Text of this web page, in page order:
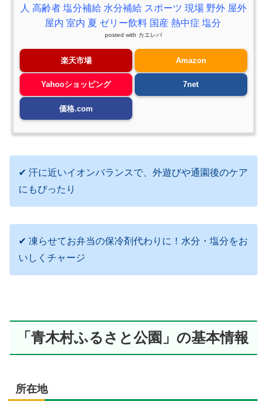
人 高齢者 塩分補給 水分補給 スポーツ 現場 野外 屋外
屋内 室内 夏 ゼリー飲料 国産 熱中症 塩分
posted with カエレバ
楽天市場 Amazon
Yahooショッピング 7net
価格.com
✔ 汗に近いイオンバランスで、外遊びや通園後のケア
にもぴったり
✔ 凍らせてお弁当の保冷剤代わりに！水分・塩分をお
いしくチャージ
「青木村ふるさと公園」の基本情報
所在地